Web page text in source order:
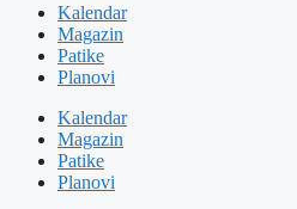
Kalendar
Magazin
Patike
Planovi
Kalendar
Magazin
Patike
Planovi